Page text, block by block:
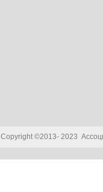
Copyright ©2013- 2023